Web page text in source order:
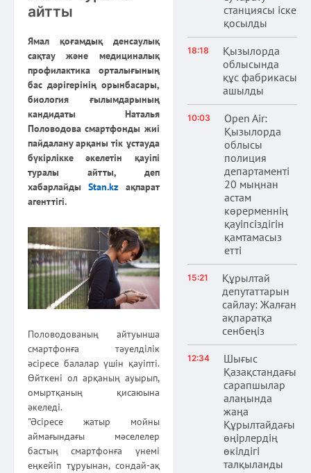
айтты
Ямал қоғамдық денсаулық
сақтау және медициналық
профилактика орталығының
бас дәрігерінің орынбасары,
биология ғылымдарының
кандидаты Наталья
Половодова смартфонды жиі
пайдалану арқаны тік ұстауда
бүкірлікке әкелетін қауіпі
туралы айтты, деп
хабарлайды Stan.kz ақпарат
агенттігі.
Половодованың айтуынша
смартфонға тәуелділік
әсіресе балалар үшін қауіпті.
Өйткені ол арқаның ауырып,
омыртқаның қисаюына
әкеледі.
"Әсіресе жатыр мойны
аймағындағы мәселелер
бастың смартфонға үнемі
еңкейіп тұруынан, сондай-ақ
станциясы іске
қосылды
18:18
Қызылорда
облысында
құс фабрикасы
ашылды
10:03
Open Air:
Қызылорда
облысы
полиция
департаменті
20 мыңнан
астам
көрерменнің
қауіпсіздігін
қамтамасыз
етті
15:21
Құрылтай
депутаттарын
сайлау: Жалған
ақпаратқа
сенбеңіз
12:34
Шығыс
Қазақстандағы
сарапшылар
алаңында
жаңа
Құрылтайдағы
өңірлердің
өкілдігі
талқыланды